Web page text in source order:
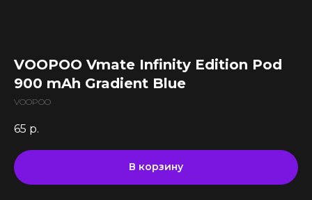
Max Flavor Classic
Max Flavor Ice
Max Flavor Sour
GLITCH ICED OUT
GLITCH NO MINT
GLITCH GENETIC CODE
GLITCH RAISIN
Комплектующие GEEKVAPE
Комплектующие SMOANT
Комплектующие OXVA
АКБ (Аккумуляторы)
Зарядные устройства
Чаши для кальянов
Мундштуки для кальянов
Угли для кальянов
Плиты для кальянов
Щипцы для кальянов
Кальяны
Доставка и оплата
Гарантия
Дисконтная программа
Блог
Адреса магазинов
VOOPOO Vmate Infinity Edition Pod
900 mAh Gradient Blue
VOOPOO
65 р.
В корзину